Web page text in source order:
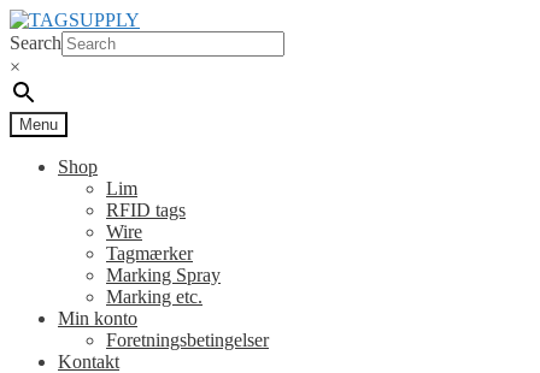
Spring
til
navigation
Spring
til
indhold
Search
×
Menu
Shop
Lim
RFID tags
Wire
Tagmærker
Marking Spray
Marking etc.
Min konto
Foretningsbetingelser
Kontakt